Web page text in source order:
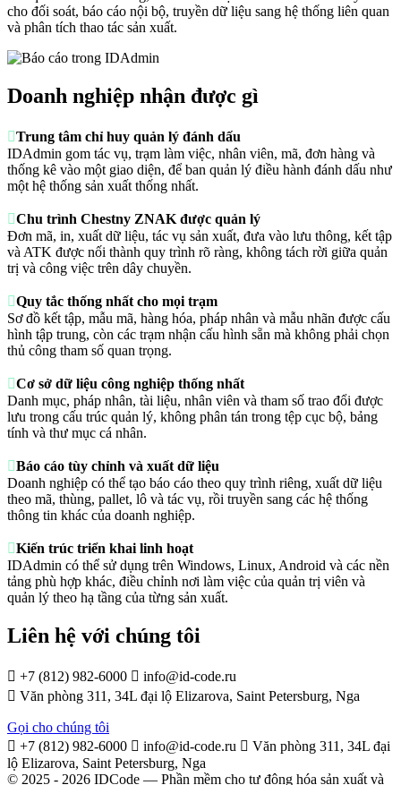
cho đối soát, báo cáo nội bộ, truyền dữ liệu sang hệ thống liên quan
và phân tích thao tác sản xuất.
Doanh nghiệp nhận được gì
Trung tâm chỉ huy quản lý đánh dấu
IDAdmin gom tác vụ, trạm làm việc, nhân viên, mã, đơn hàng và
thống kê vào một giao diện, để ban quản lý điều hành đánh dấu như
một hệ thống sản xuất thống nhất.
Chu trình Chestny ZNAK được quản lý
Đơn mã, in, xuất dữ liệu, tác vụ sản xuất, đưa vào lưu thông, kết tập
và ATK được nối thành quy trình rõ ràng, không tách rời giữa quản
trị và công việc trên dây chuyền.
Quy tắc thống nhất cho mọi trạm
Sơ đồ kết tập, mẫu mã, hàng hóa, pháp nhân và mẫu nhãn được cấu
hình tập trung, còn các trạm nhận cấu hình sẵn mà không phải chọn
thủ công tham số quan trọng.
Cơ sở dữ liệu công nghiệp thống nhất
Danh mục, pháp nhân, tài liệu, nhân viên và tham số trao đổi được
lưu trong cấu trúc quản lý, không phân tán trong tệp cục bộ, bảng
tính và thư mục cá nhân.
Báo cáo tùy chỉnh và xuất dữ liệu
Doanh nghiệp có thể tạo báo cáo theo quy trình riêng, xuất dữ liệu
theo mã, thùng, pallet, lô và tác vụ, rồi truyền sang các hệ thống
thông tin khác của doanh nghiệp.
Kiến trúc triển khai linh hoạt
IDAdmin có thể sử dụng trên Windows, Linux, Android và các nền
tảng phù hợp khác, điều chỉnh nơi làm việc của quản trị viên và
quản lý theo hạ tầng của từng sản xuất.
Liên hệ với chúng tôi
 +7 (812) 982-6000  info@id-code.ru
 Văn phòng 311, 34L đại lộ Elizarova, Saint Petersburg, Nga
Gọi cho chúng tôi
 +7 (812) 982-6000  info@id-code.ru  Văn phòng 311, 34L đại
lộ Elizarova, Saint Petersburg, Nga
© 2025 - 2026 IDCode — Phần mềm cho tự động hóa sản xuất và